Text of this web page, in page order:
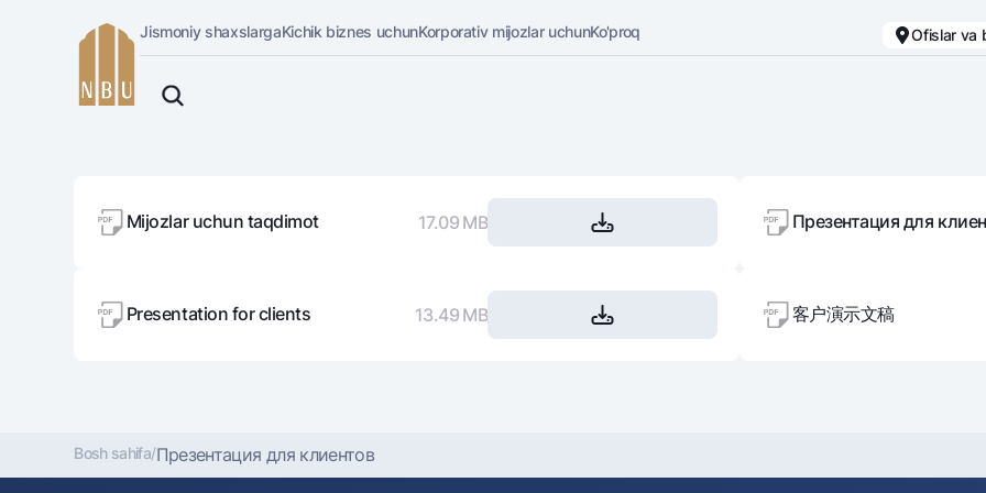
O'zbek
Ovozni yoqish
Onlayn-bank
Jismoniy shaxslarga (Milliy)
Kreditlar
Mikroqarz
Jozibali
Vozmojno vse
Kartalar
Sayohatchiga
Jismoniy shaxslargaKichik biznes uchunKorporativ mijozlar uchunKo'proq Ofislar va
Oq-qora versiya
Mijozlar uchun taqdimot 17.09 MB Презентация для
Presentation for clients 13.49 MB 客户演示文稿
Bosh sahifa/Презентация для клиентов